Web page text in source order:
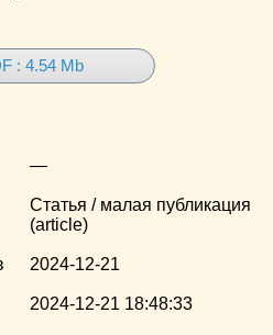
: 4.54 Mb
—
Статья / малая публикация
(article)
2024-12-21
2024-12-21 18:48:33